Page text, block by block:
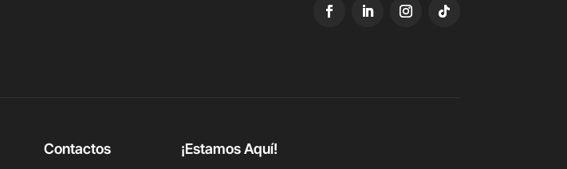
Contactos ¡Estamos Aquí!